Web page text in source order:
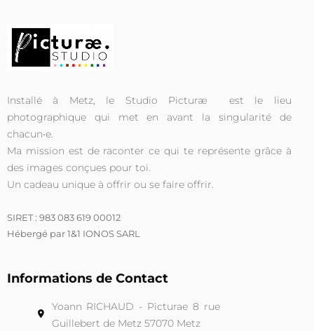
Installé à Metz, le Studio Picturæ est le lieu
photographique qui met en avant la singularité de
chacun•e.
Ma mission est de raconter ce qui te représente grâce à
des images conçues pour toi.
Un cadeau unique à offrir ou se faire offrir.
SIRET : 983 083 619 00012
Hébergé par 1&1 IONOS SARL
Informations de Contact
Yoann RICHAUD - Picturae 8 rue
Guillebert de Metz 57070 Metz